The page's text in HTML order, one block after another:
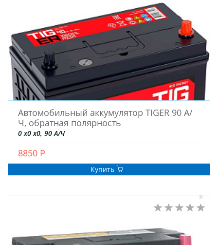
ДЛЯ ГРУЗОВЫХ АВТО
ДЛЯ ГРУЗОВЫХ АВТО
ДЛЯ ЛЕГКОВЫХ АВТО
ШИНЫ
ДИСКИ
АККУМУЛЯТОРЫ
Автомобильный аккумулятор TIGER 90 А/
Ч, обратная полярность
0 x0 x0, 90 А/Ч
8850 Р
Купить